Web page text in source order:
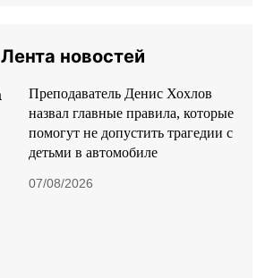
Лента новостей
Преподаватель Денис Хохлов
назвал главные правила, которые
помогут не допустить трагедии с
детьми в автомобиле
07/08/2026